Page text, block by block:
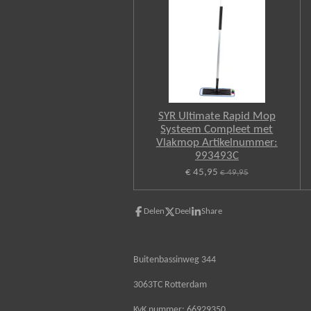
SYR Ultimate Rapid Mop
Systeem Compleet met
Vlakmop Artikelnummer:
993493C
€ 45,95 € 49,95
Delen Deel Share
Buitenbassinweg 344
3063TC Rotterdam